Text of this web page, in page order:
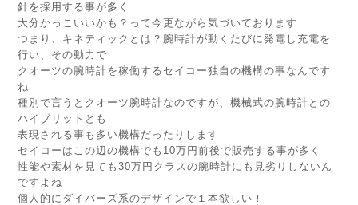
針を採用する事が多く
大分かっこいいかも？って今更ながら気づいております
つまり、キネティックとは？腕時計が動くたびに発電し充電を
行い、その動力で
クオーツの腕時計を稼働するセイコー独自の機構の事なんです
ね
種別で言うとクオーツ腕時計なのですが、機械式の腕時計との
ハイブリットとも
表現される事も多い機構だったりします
セイコーはこの辺の機構でも10万円前後で販売する事が多く
性能や素材を見ても30万円クラスの腕時計にも見劣りしないん
ですよね
個人的にダイバーズ系のデザインで１本欲しい！